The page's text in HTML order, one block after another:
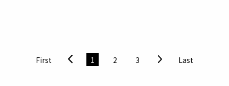
銷款式多半在寬230~280公分，約莫3人座寬；中南部居住
空間較大，熱銷主力沙發仍舊可在寬300公分以上。
滑順，建議先來電預定；「高粱酒香生醃龍蝦」選用雲林蒜
頭與高粱酒醃製10小時，龍蝦肉質彈嫩、酒香濃郁，則是老
First 1 2 3 Last